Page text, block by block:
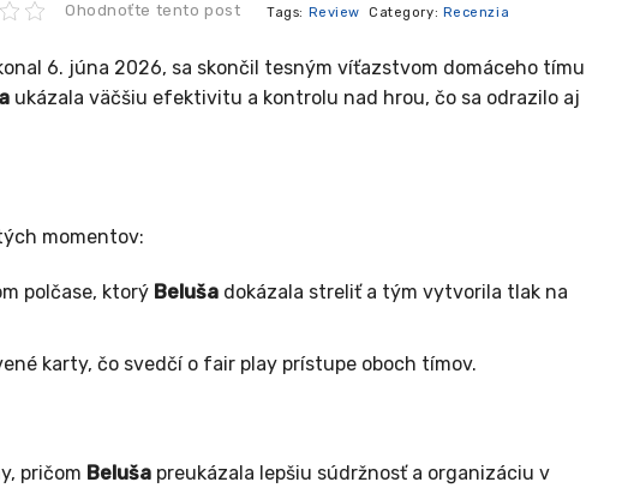
Ohodnoťte tento post Tags: Review Category: Recenzia
6. júna 2026, sa skončil tesným víťazstvom domáceho tímu
ukázala väčšiu efektivitu a kontrolu nad hrou, čo sa odrazilo aj
momentov:
polčase, ktorý Belušadokázala streliť a tým vytvorila tlak na
karty, čo svedčí o fair play prístupe oboch tímov.
pričom Beluša preukázala lepšiu súdržnosť a organizáciu v